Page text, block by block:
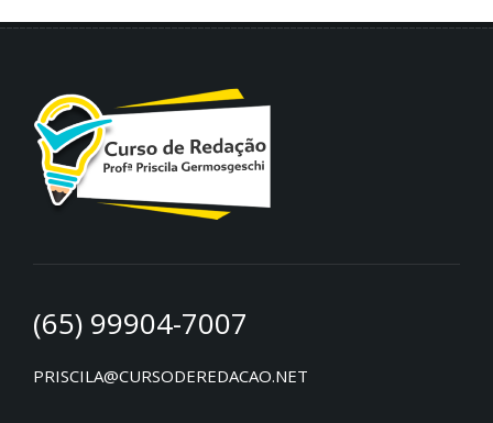
(65) 99904-7007
PRISCILA@CURSODEREDACAO.NET